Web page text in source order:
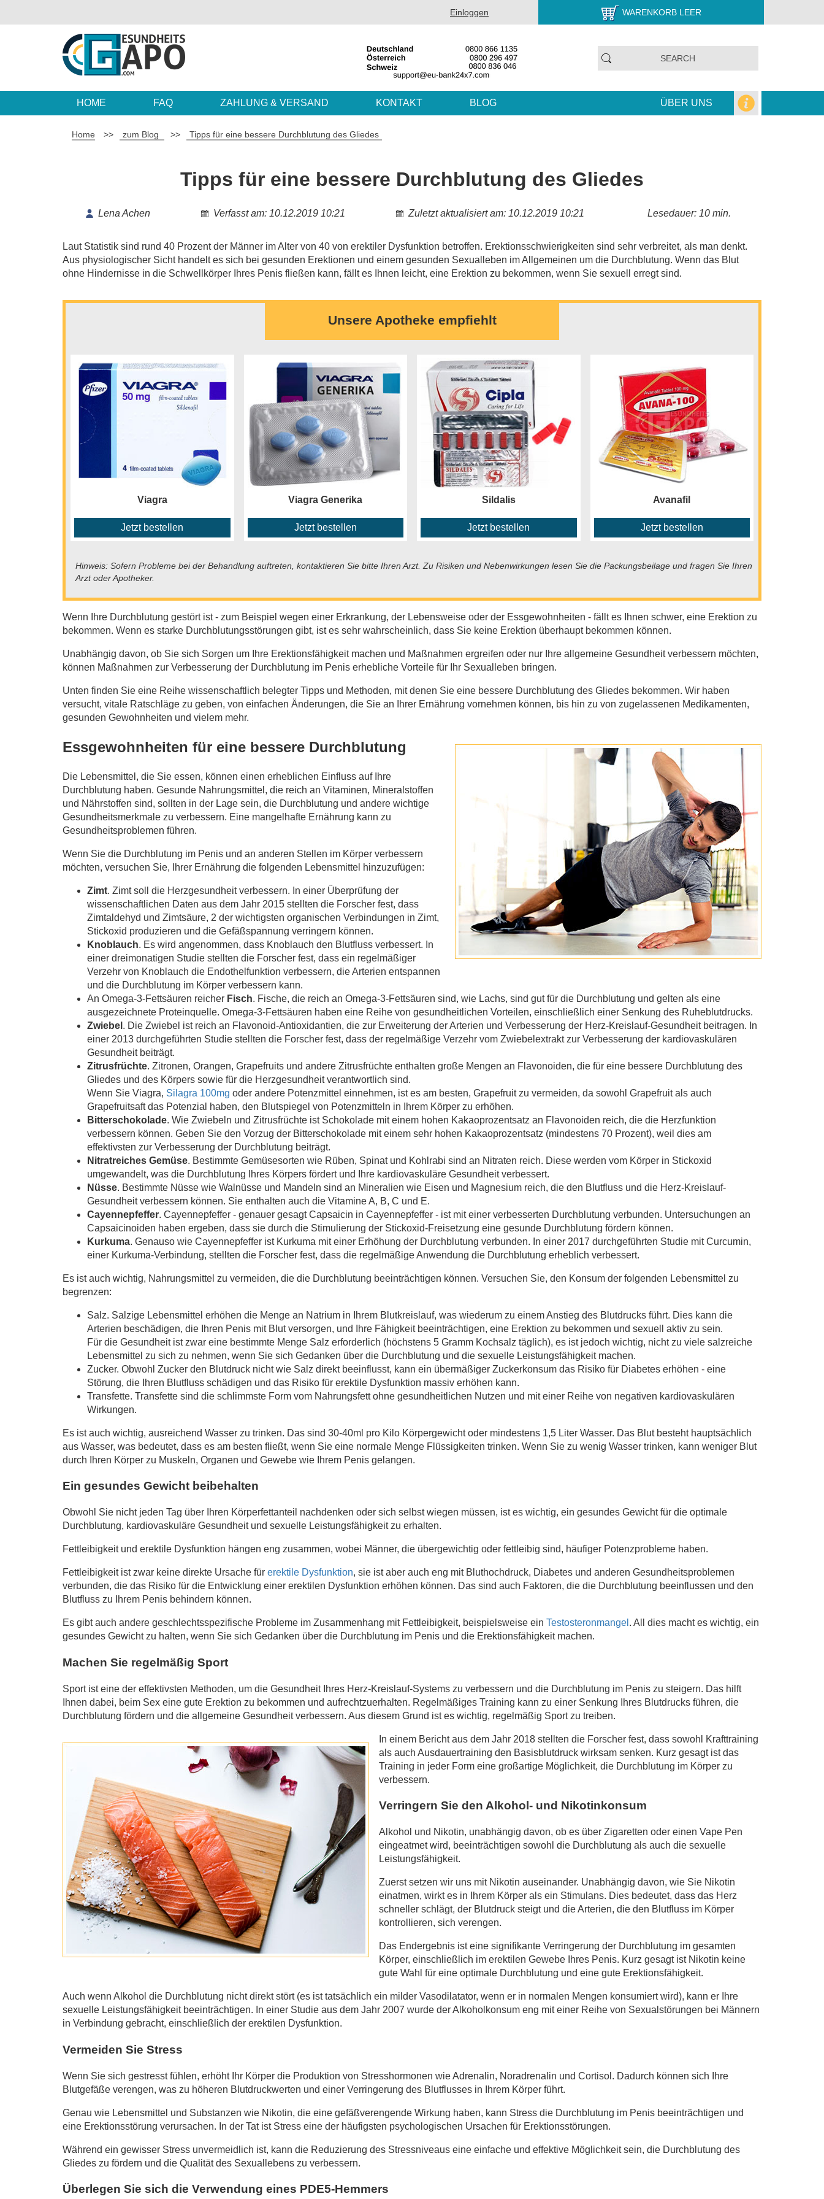
Einloggen WARENKORB LEER
HOME FAQ ZAHLUNG & VERSAND KONTAKT BLOG ÜBER UNS
Home >> zum Blog >> Tipps für eine bessere Durchblutung des Gliedes
Tipps für eine bessere Durchblutung des Gliedes
Lena Achen Verfasst am: 10.12.2019 10:21 Zuletzt aktualisiert am: 10.12.2019 10:21 Lesedauer: 10 min.
Laut Statistik sind rund 40 Prozent der Männer im Alter von 40 von erektiler Dysfunktion betroffen. Erektionsschwierigkeiten sind sehr verbreitet, als man denkt.
Aus physiologischer Sicht handelt es sich bei gesunden Erektionen und einem gesunden Sexualleben im Allgemeinen um die Durchblutung. Wenn das Blut
ohne Hindernisse in die Schwellkörper Ihres Penis fließen kann, fällt es Ihnen leicht, eine Erektion zu bekommen, wenn Sie sexuell erregt sind.
Unsere Apotheke empfiehlt
Viagra
Jetzt bestellen
Viagra Generika
Jetzt bestellen
Sildalis
Jetzt bestellen
Avanafil
Jetzt bestellen
Hinweis: Sofern Probleme bei der Behandlung auftreten, kontaktieren Sie bitte Ihren Arzt. Zu Risiken und Nebenwirkungen lesen Sie die Packungsbeilage und fragen Sie Ihren
Arzt oder Apotheker.
Wenn Ihre Durchblutung gestört ist - zum Beispiel wegen einer Erkrankung, der Lebensweise oder der Essgewohnheiten - fällt es Ihnen schwer, eine Erektion zu
bekommen. Wenn es starke Durchblutungsstörungen gibt, ist es sehr wahrscheinlich, dass Sie keine Erektion überhaupt bekommen können.
Unabhängig davon, ob Sie sich Sorgen um Ihre Erektionsfähigkeit machen und Maßnahmen ergreifen oder nur Ihre allgemeine Gesundheit verbessern möchten,
können Maßnahmen zur Verbesserung der Durchblutung im Penis erhebliche Vorteile für Ihr Sexualleben bringen.
Unten finden Sie eine Reihe wissenschaftlich belegter Tipps und Methoden, mit denen Sie eine bessere Durchblutung des Gliedes bekommen. Wir haben
versucht, vitale Ratschläge zu geben, von einfachen Änderungen, die Sie an Ihrer Ernährung vornehmen können, bis hin zu von zugelassenen Medikamenten,
gesunden Gewohnheiten und vielem mehr.
Essgewohnheiten für eine bessere Durchblutung
Die Lebensmittel, die Sie essen, können einen erheblichen Einfluss auf Ihre
Durchblutung haben. Gesunde Nahrungsmittel, die reich an Vitaminen, Mineralstoffen
und Nährstoffen sind, sollten in der Lage sein, die Durchblutung und andere wichtige
Gesundheitsmerkmale zu verbessern. Eine mangelhafte Ernährung kann zu
Gesundheitsproblemen führen.
Wenn Sie die Durchblutung im Penis und an anderen Stellen im Körper verbessern
möchten, versuchen Sie, Ihrer Ernährung die folgenden Lebensmittel hinzuzufügen:
Zimt. Zimt soll die Herzgesundheit verbessern. In einer Überprüfung der
wissenschaftlichen Daten aus dem Jahr 2015 stellten die Forscher fest, dass
Zimtaldehyd und Zimtsäure, 2 der wichtigsten organischen Verbindungen in Zimt,
Stickoxid produzieren und die Gefäßspannung verringern können.
Knoblauch. Es wird angenommen, dass Knoblauch den Blutfluss verbessert. In
einer dreimonatigen Studie stellten die Forscher fest, dass ein regelmäßiger
Verzehr von Knoblauch die Endothelfunktion verbessern, die Arterien entspannen
und die Durchblutung im Körper verbessern kann.
An Omega-3-Fettsäuren reicher Fisch. Fische, die reich an Omega-3-Fettsäuren sind, wie Lachs, sind gut für die Durchblutung und gelten als eine
ausgezeichnete Proteinquelle. Omega-3-Fettsäuren haben eine Reihe von gesundheitlichen Vorteilen, einschließlich einer Senkung des Ruheblutdrucks.
Zwiebel . Die Zwiebel ist reich an Flavonoid-Antioxidantien, die zur Erweiterung der Arterien und Verbesserung der Herz-Kreislauf-Gesundheit beitragen. In
einer 2013 durchgeführten Studie stellten die Forscher fest, dass der regelmäßige Verzehr vom Zwiebelextrakt zur Verbesserung der kardiovaskulären
Gesundheit beiträgt.
Zitrusfrüchte. Zitronen, Orangen, Grapefruits und andere Zitrusfrüchte enthalten große Mengen an Flavonoiden, die für eine bessere Durchblutung des
Gliedes und des Körpers sowie für die Herzgesundheit verantwortlich sind.
Wenn Sie Viagra, Silagra 100mg oder andere Potenzmittel einnehmen, ist es am besten, Grapefruit zu vermeiden, da sowohl Grapefruit als auch
Grapefruitsaft das Potenzial haben, den Blutspiegel von Potenzmitteln in Ihrem Körper zu erhöhen.
Bitterschokolade. Wie Zwiebeln und Zitrusfrüchte ist Schokolade mit einem hohen Kakaoprozentsatz an Flavonoiden reich, die die Herzfunktion
verbessern können. Geben Sie den Vorzug der Bitterschokolade mit einem sehr hohen Kakaoprozentsatz (mindestens 70 Prozent), weil dies am
effektivsten zur Verbesserung der Durchblutung beiträgt.
Nitratreiches Gemüse. Bestimmte Gemüsesorten wie Rüben, Spinat und Kohlrabi sind an Nitraten reich. Diese werden vom Körper in Stickoxid
umgewandelt, was die Durchblutung Ihres Körpers fördert und Ihre kardiovaskuläre Gesundheit verbessert.
Nüsse. Bestimmte Nüsse wie Walnüsse und Mandeln sind an Mineralien wie Eisen und Magnesium reich, die den Blutfluss und die Herz-Kreislauf-
Gesundheit verbessern können. Sie enthalten auch die Vitamine A, B, C und E.
Cayennepfeffer. Cayennepfeffer - genauer gesagt Capsaicin in Cayennepfeffer - ist mit einer verbesserten Durchblutung verbunden. Untersuchungen an
Capsaicinoiden haben ergeben, dass sie durch die Stimulierung der Stickoxid-Freisetzung eine gesunde Durchblutung fördern können.
Kurkuma. Genauso wie Cayennepfeffer ist Kurkuma mit einer Erhöhung der Durchblutung verbunden. In einer 2017 durchgeführten Studie mit Curcumin,
einer Kurkuma-Verbindung, stellten die Forscher fest, dass die regelmäßige Anwendung die Durchblutung erheblich verbessert.
Es ist auch wichtig, Nahrungsmittel zu vermeiden, die die Durchblutung beeinträchtigen können. Versuchen Sie, den Konsum der folgenden Lebensmittel zu
begrenzen:
Salz. Salzige Lebensmittel erhöhen die Menge an Natrium in Ihrem Blutkreislauf, was wiederum zu einem Anstieg des Blutdrucks führt. Dies kann die
Arterien beschädigen, die Ihren Penis mit Blut versorgen, und Ihre Fähigkeit beeinträchtigen, eine Erektion zu bekommen und sexuell aktiv zu sein.
Für die Gesundheit ist zwar eine bestimmte Menge Salz erforderlich (höchstens 5 Gramm Kochsalz täglich), es ist jedoch wichtig, nicht zu viele salzreiche
Lebensmittel zu sich zu nehmen, wenn Sie sich Gedanken über die Durchblutung und die sexuelle Leistungsfähigkeit machen.
Zucker. Obwohl Zucker den Blutdruck nicht wie Salz direkt beeinflusst, kann ein übermäßiger Zuckerkonsum das Risiko für Diabetes erhöhen - eine
Störung, die Ihren Blutfluss schädigen und das Risiko für erektile Dysfunktion massiv erhöhen kann.
Transfette. Transfette sind die schlimmste Form vom Nahrungsfett ohne gesundheitlichen Nutzen und mit einer Reihe von negativen kardiovaskulären
Wirkungen.
Es ist auch wichtig, ausreichend Wasser zu trinken. Das sind 30-40ml pro Kilo Körpergewicht oder mindestens 1,5 Liter Wasser. Das Blut besteht hauptsächlich
aus Wasser, was bedeutet, dass es am besten fließt, wenn Sie eine normale Menge Flüssigkeiten trinken. Wenn Sie zu wenig Wasser trinken, kann weniger Blut
durch Ihren Körper zu Muskeln, Organen und Gewebe wie Ihrem Penis gelangen.
Ein gesundes Gewicht beibehalten
Obwohl Sie nicht jeden Tag über Ihren Körperfettanteil nachdenken oder sich selbst wiegen müssen, ist es wichtig, ein gesundes Gewicht für die optimale
Durchblutung, kardiovaskuläre Gesundheit und sexuelle Leistungsfähigkeit zu erhalten.
Fettleibigkeit und erektile Dysfunktion hängen eng zusammen, wobei Männer, die übergewichtig oder fettleibig sind, häufiger Potenzprobleme haben.
Fettleibigkeit ist zwar keine direkte Ursache für erektile Dysfunktion, sie ist aber auch eng mit Bluthochdruck, Diabetes und anderen Gesundheitsproblemen
verbunden, die das Risiko für die Entwicklung einer erektilen Dysfunktion erhöhen können. Das sind auch Faktoren, die die Durchblutung beeinflussen und den
Blutfluss zu Ihrem Penis behindern können.
Es gibt auch andere geschlechtsspezifische Probleme im Zusammenhang mit Fettleibigkeit, beispielsweise ein Testosteronmangel . All dies macht es wichtig, ein
gesundes Gewicht zu halten, wenn Sie sich Gedanken über die Durchblutung im Penis und die Erektionsfähigkeit machen.
Machen Sie regelmäßig Sport
Sport ist eine der effektivsten Methoden, um die Gesundheit Ihres Herz-Kreislauf-Systems zu verbessern und die Durchblutung im Penis zu steigern. Das hilft
Ihnen dabei, beim Sex eine gute Erektion zu bekommen und aufrechtzuerhalten. Regelmäßiges Training kann zu einer Senkung Ihres Blutdrucks führen, die
Durchblutung fördern und die allgemeine Gesundheit verbessern. Aus diesem Grund ist es wichtig, regelmäßig Sport zu treiben.
In einem Bericht aus dem Jahr 2018 stellten die Forscher fest, dass sowohl Krafttraining
als auch Ausdauertraining den Basisblutdruck wirksam senken. Kurz gesagt ist das
Training in jeder Form eine großartige Möglichkeit, die Durchblutung im Körper zu
verbessern.
Verringern Sie den Alkohol- und Nikotinkonsum
Alkohol und Nikotin, unabhängig davon, ob es über Zigaretten oder einen Vape Pen
eingeatmet wird, beeinträchtigen sowohl die Durchblutung als auch die sexuelle
Leistungsfähigkeit.
Zuerst setzen wir uns mit Nikotin auseinander. Unabhängig davon, wie Sie Nikotin
einatmen, wirkt es in Ihrem Körper als ein Stimulans. Dies bedeutet, dass das Herz
schneller schlägt, der Blutdruck steigt und die Arterien, die den Blutfluss im Körper
kontrollieren, sich verengen.
Das Endergebnis ist eine signifikante Verringerung der Durchblutung im gesamten
Körper, einschließlich im erektilen Gewebe Ihres Penis. Kurz gesagt ist Nikotin keine
gute Wahl für eine optimale Durchblutung und eine gute Erektionsfähigkeit.
Auch wenn Alkohol die Durchblutung nicht direkt stört (es ist tatsächlich ein milder Vasodilatator, wenn er in normalen Mengen konsumiert wird), kann er Ihre
sexuelle Leistungsfähigkeit beeinträchtigen. In einer Studie aus dem Jahr 2007 wurde der Alkoholkonsum eng mit einer Reihe von Sexualstörungen bei Männern
in Verbindung gebracht, einschließlich der erektilen Dysfunktion.
Vermeiden Sie Stress
Wenn Sie sich gestresst fühlen, erhöht Ihr Körper die Produktion von Stresshormonen wie Adrenalin, Noradrenalin und Cortisol. Dadurch können sich Ihre
Blutgefäße verengen, was zu höheren Blutdruckwerten und einer Verringerung des Blutflusses in Ihrem Körper führt.
Genau wie Lebensmittel und Substanzen wie Nikotin, die eine gefäßverengende Wirkung haben, kann Stress die Durchblutung im Penis beeinträchtigen und
eine Erektionsstörung verursachen. In der Tat ist Stress eine der häufigsten psychologischen Ursachen für Erektionsstörungen.
Während ein gewisser Stress unvermeidlich ist, kann die Reduzierung des Stressniveaus eine einfache und effektive Möglichkeit sein, die Durchblutung des
Gliedes zu fördern und die Qualität des Sexuallebens zu verbessern.
Überlegen Sie sich die Verwendung eines PDE5-Hemmers